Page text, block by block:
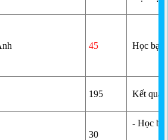
45 Học bạ
195 Kết quả
30
- Học